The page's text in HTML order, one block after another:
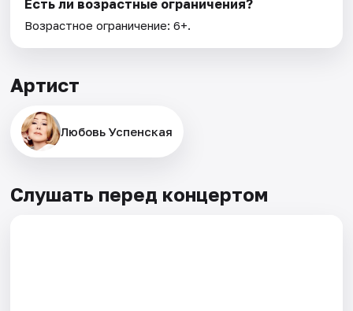
Есть ли возрастные ограничения?
Возрастное ограничение: 6+.
Артист
Любовь Успенская
Слушать перед концертом